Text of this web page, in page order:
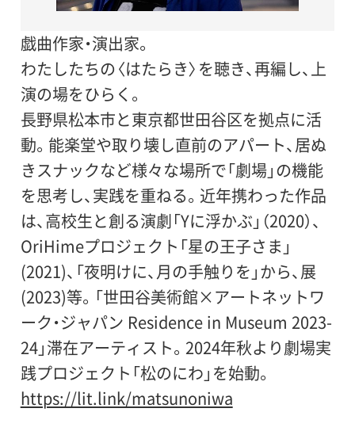
戯曲作家・演出家。
わたしたちの〈はたらき〉を聴き、再編し、上
演の場をひらく。
長野県松本市と東京都世田谷区を拠点に活
動。能楽堂や取り壊し直前のアパート、居ぬ
きスナックなど様々な場所で「劇場」の機能
を思考し、実践を重ねる。近年携わった作品
は、高校生と創る演劇「Yに浮かぶ」（2020）、
OriHimeプロジェクト「星の王子さま」
(2021)、「夜明けに、月の手触りを」から、展
(2023)等。「世田谷美術館×アートネットワ
ーク・ジャパン Residence in Museum 2023-
24」滞在アーティスト。2024年秋より劇場実
践プロジェクト「松のにわ」を始動。
https://lit.link/matsunoniwa